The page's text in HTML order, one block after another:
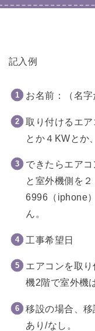
記入例
お名前：（名字
取り付けるエ
とか４KWとか
できたらエア
と室外機側を
6996（iphone
ん。
工事希望日
エアコンを取
機2階で室外機
移設の場合、
あり/なし。